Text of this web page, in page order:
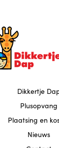
Dikkertje
Plusopvang
Plaatsing en
Nieuws